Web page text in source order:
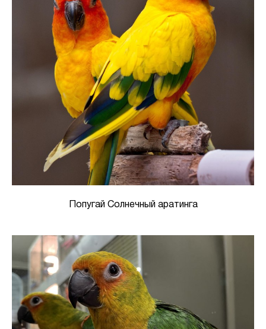
Попугай Солнечный аратинга